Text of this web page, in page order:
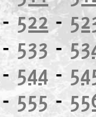
522-
533 -
- 544 -
- 555 -